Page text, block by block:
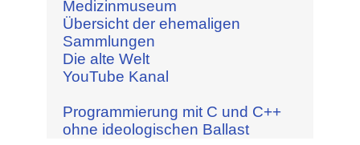
Medizinmuseum
Übersicht der ehemaligen
Sammlungen
Die alte Welt
YouTube Kanal
Programmierung mit C und C++
ohne ideologischen Ballast